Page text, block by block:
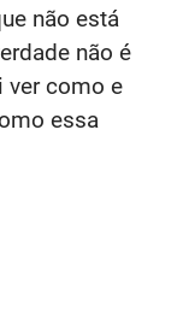
não está
não é
ver como e
essa